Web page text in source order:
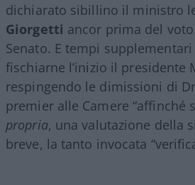
dichiarato sibillino il ministro
Giorgetti ancor prima del
Senato. E tempi
fischiarne l’inizio il presidente
respingendo le dimissioni di
premier alle Camere “affinché
propria, una valutazione della
breve, la tanto invocata